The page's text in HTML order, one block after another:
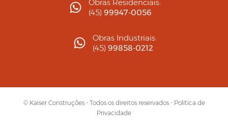
Obras Residenciais:
(45) 99947-0056
Obras Industriais:
(45) 99858-0212
© Kaiser Construções - Todos os direitos reservados - Política de
Privacidade